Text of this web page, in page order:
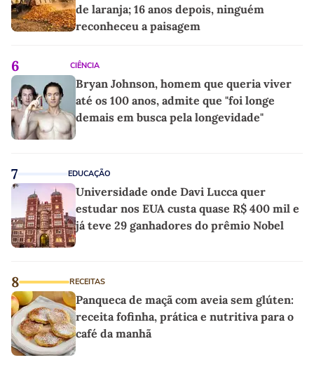
de laranja; 16 anos depois, ninguém
reconheceu a paisagem
6 CIÊNCIA
Bryan Johnson, homem que queria viver
até os 100 anos, admite que "foi longe
demais em busca pela longevidade"
7 EDUCAÇÃO
Universidade onde Davi Lucca quer
estudar nos EUA custa quase R$ 400 mil e
já teve 29 ganhadores do prêmio Nobel
8 RECEITAS
Panqueca de maçã com aveia sem glúten:
receita fofinha, prática e nutritiva para o
café da manhã